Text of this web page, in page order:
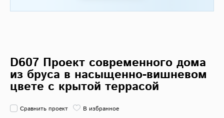
D607 Проект современного дома
из бруса в насыщенно-вишневом
цвете с крытой террасой
Сравнить проект
В избранное